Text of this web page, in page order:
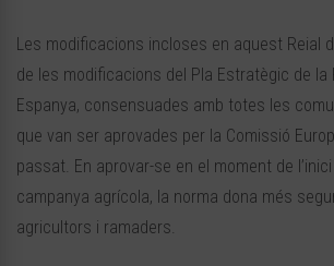
Les modificacions incloses en aquest Reial
de les modificacions del Pla Estratègic de la
Espanya, consensuades amb totes les
que van ser aprovades per la Comissió
passat. En aprovar-se en el moment de
campanya agrícola, la norma dona més
agricultors i ramaders.